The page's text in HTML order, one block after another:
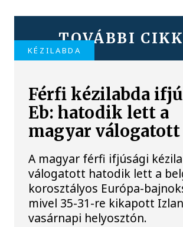
TOVÁBBI
KÉZILABDA
Férfi kézilabda
Eb: hatodik lett a
magyar válogatott
A magyar férfi ifjúsági
válogatott hatodik lett a
korosztályos Európa-
mivel 35-31-re kikapott
vasárnapi helyosztón.